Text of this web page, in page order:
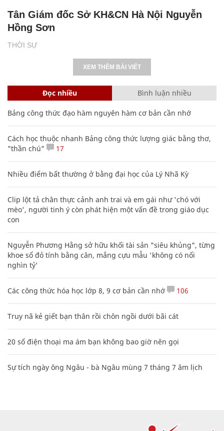
THỜI SỰ
Tân Giám đốc Sở KH&CN Hà Nội Nguyễn
Hồng Sơn
XEM THÊM BÀI VIẾT
Đọc nhiều Bình luận nhiều
Bảng công thức đạo hàm nguyên hàm cơ bản cần nhớ
Cách học thuộc nhanh Bảng công thức lượng giác bằng thơ,
"thần chú"
17
Nhiều điểm bất thường ở bằng đại học của Lý Nhã Kỳ
Clip lột tả chân thực cảnh anh trai và em gái như 'chó với
mèo', người tinh ý còn phát hiện một vấn đề trong giáo dục
con
Nguyễn Phương Hằng sở hữu khối tài sản "siêu khủng", từng
khoe sổ đỏ tính bằng cân, mắng cựu mẫu 'không có nổi
nghìn tỷ'
Các công thức hóa học lớp 8, 9 cơ bản cần nhớ 106
Truy nã kẻ giết bạn thân rồi chôn ngồi dưới bãi cát
20 số điện thoại ma ám bạn không bao giờ nên gọi
Sự tích ngày ông Ngâu - bà Ngâu mùng 7 tháng 7 âm lịch